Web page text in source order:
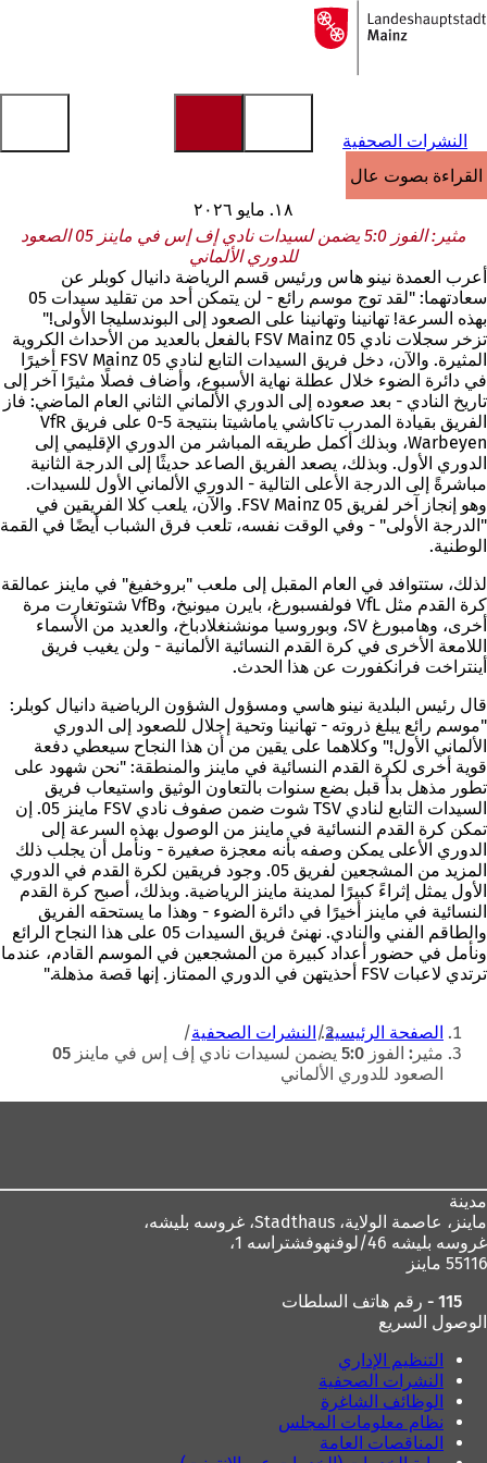
الانتقال إلى المحتوى
إلى
الصفحة
النشرات الصحفية
القراءة بصوت عالٍ
١٨. مايو ٢٠٢٦
مثير: الفوز 5:0 يضمن لسيدات نادي إف إس في ماينز 05 الصعود
للدوري الألماني
أعرب العمدة نينو هاس ورئيس قسم الرياضة دانيال كوبلر عن
سعادتهما: "لقد توج موسم رائع - لن يتمكن أحد من تقليد سيدات 05
بهذه السرعة! تهانينا وتهانينا على الصعود إلى البوندسليجا الأولى!"
تزخر سجلات نادي FSV Mainz 05 بالفعل بالعديد من الأحداث الكروية
المثيرة. والآن، دخل فريق السيدات التابع لنادي FSV Mainz 05 أخيرًا
في دائرة الضوء خلال عطلة نهاية الأسبوع، وأضاف فصلًا مثيرًا آخر إلى
تاريخ النادي - بعد صعوده إلى الدوري الألماني الثاني العام الماضي: فاز
الفريق بقيادة المدرب تاكاشي ياماشيتا بنتيجة 5-0 على فريق VfR
Warbeyen، وبذلك أكمل طريقه المباشر من الدوري الإقليمي إلى
الدوري الأول. وبذلك، يصعد الفريق الصاعد حديثًا إلى الدرجة الثانية
مباشرةً إلى الدرجة الأعلى التالية - الدوري الألماني الأول للسيدات.
وهو إنجاز آخر لفريق FSV Mainz 05. والآن، يلعب كلا الفريقين في
"الدرجة الأولى" - وفي الوقت نفسه، تلعب فرق الشباب أيضًا في القمة
الوطنية.
لذلك، ستتوافد في العام المقبل إلى ملعب "بروخفيغ" في ماينز عمالقة
كرة القدم مثل VfL فولفسبورغ، بايرن ميونيخ، وVfB شتوتغارت مرة
أخرى، وهامبورغ SV، وبوروسيا مونشنغلادباخ، والعديد من الأسماء
اللامعة الأخرى في كرة القدم النسائية الألمانية - ولن يغيب فريق
أينتراخت فرانكفورت عن هذا الحدث.
قال رئيس البلدية نينو هاسي ومسؤول الشؤون الرياضية دانيال كوبلر:
"موسم رائع يبلغ ذروته - تهانينا وتحية إجلال للصعود إلى الدوري
الألماني الأول!" وكلاهما على يقين من أن هذا النجاح سيعطي دفعة
قوية أخرى لكرة القدم النسائية في ماينز والمنطقة: "نحن شهود على
تطور مذهل بدأ قبل بضع سنوات بالتعاون الوثيق واستيعاب فريق
السيدات التابع لنادي TSV شوت ضمن صفوف نادي FSV ماينز 05. إن
تمكن كرة القدم النسائية في ماينز من الوصول بهذه السرعة إلى
الدوري الأعلى يمكن وصفه بأنه معجزة صغيرة - ونأمل أن يجلب ذلك
المزيد من المشجعين لفريق 05. وجود فريقين لكرة القدم في الدوري
الأول يمثل إثراءً كبيرًا لمدينة ماينز الرياضية. وبذلك، أصبح كرة القدم
النسائية في ماينز أخيرًا في دائرة الضوء - وهذا ما يستحقه الفريق
والطاقم الفني والنادي. نهنئ فريق السيدات 05 على هذا النجاح الرائع
ونأمل في حضور أعداد كبيرة من المشجعين في الموسم القادم، عندما
ترتدي لاعبات FSV أحذيتهن في الدوري الممتاز. إنها قصة مذهلة."
أنت
هنا
الصفحة الرئيسية
النشرات الصحفية
مثير: الفوز 5:0 يضمن لسيدات نادي إف إس في ماينز 05
الصعود للدوري الألماني
مدينة
ماينز، عاصمة الولاية،
غروسه بليشه 46/لوفنهوفشتراسه 1،
55116 ماينز
115 - رقم هاتف السلطات
الوصول السريع
التنظيم الإداري
النشرات الصحفية
الوظائف الشاغرة
نظام معلومات المجلس
المناقصات العامة